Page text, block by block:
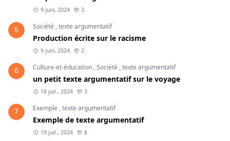
humaine et l'environnement, et les mesures
nécessaires pour réduire la pollution. Il est
essentiel de prendre des actions concrètes
pour protéger notre planète et assurer un
avenir durable pour les générations futures.
Adoptons une attitude responsable et
agissons ensemble pour lutter contre la
pollution.
9 juin, 2024 3
5 Société ,texte argumentatif
Production écrite sur le racisme
9 juin, 2024 2
6 Culture-et-éducation ,Société ,texte argumentatif
un petit texte argumentatif sur le voyage
18 juil., 2024 3
7 Exemple ,texte argumentatif
Exemple de texte argumentatif
19 juil., 2024 8